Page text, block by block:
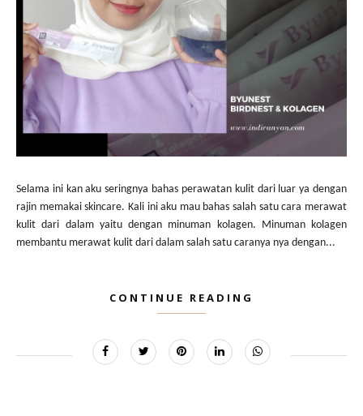
Selama ini kan aku seringnya bahas perawatan kulit dari luar ya dengan
rajin memakai skincare. Kali ini aku mau bahas salah satu cara merawat
kulit dari dalam yaitu dengan minuman kolagen. Minuman kolagen
membantu merawat kulit dari dalam salah satu caranya nya dengan...
CONTINUE READING